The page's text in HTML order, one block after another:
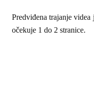
Predviđena trajanje
očekuje 1 do 2 stranice.